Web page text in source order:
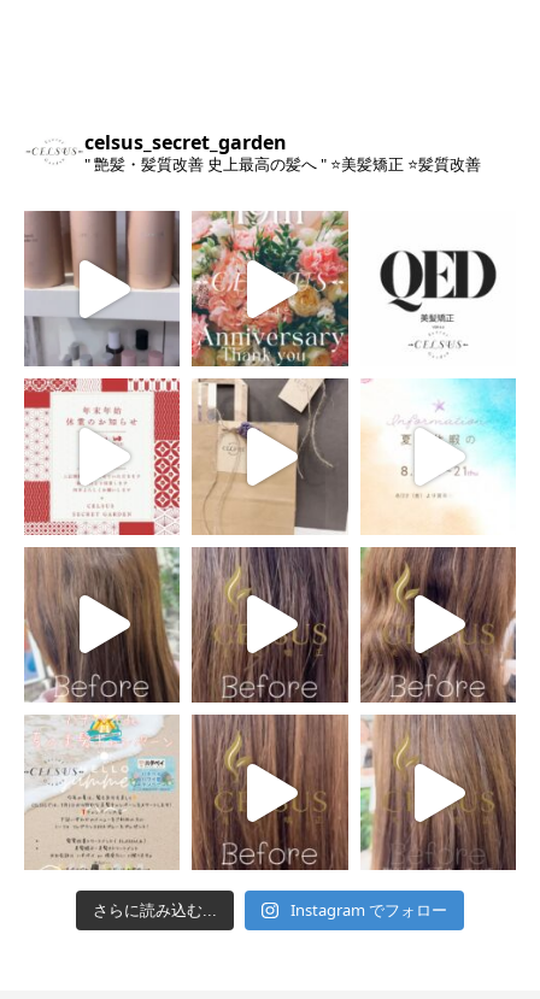
celsus_secret_garden
" 艶髪・髪質改善 史上最高の髪へ " ⭐️美髪矯正 ⭐️髪質改善
さらに読み込む... Instagram でフォロー